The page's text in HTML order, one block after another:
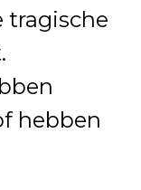
tragische
hebben